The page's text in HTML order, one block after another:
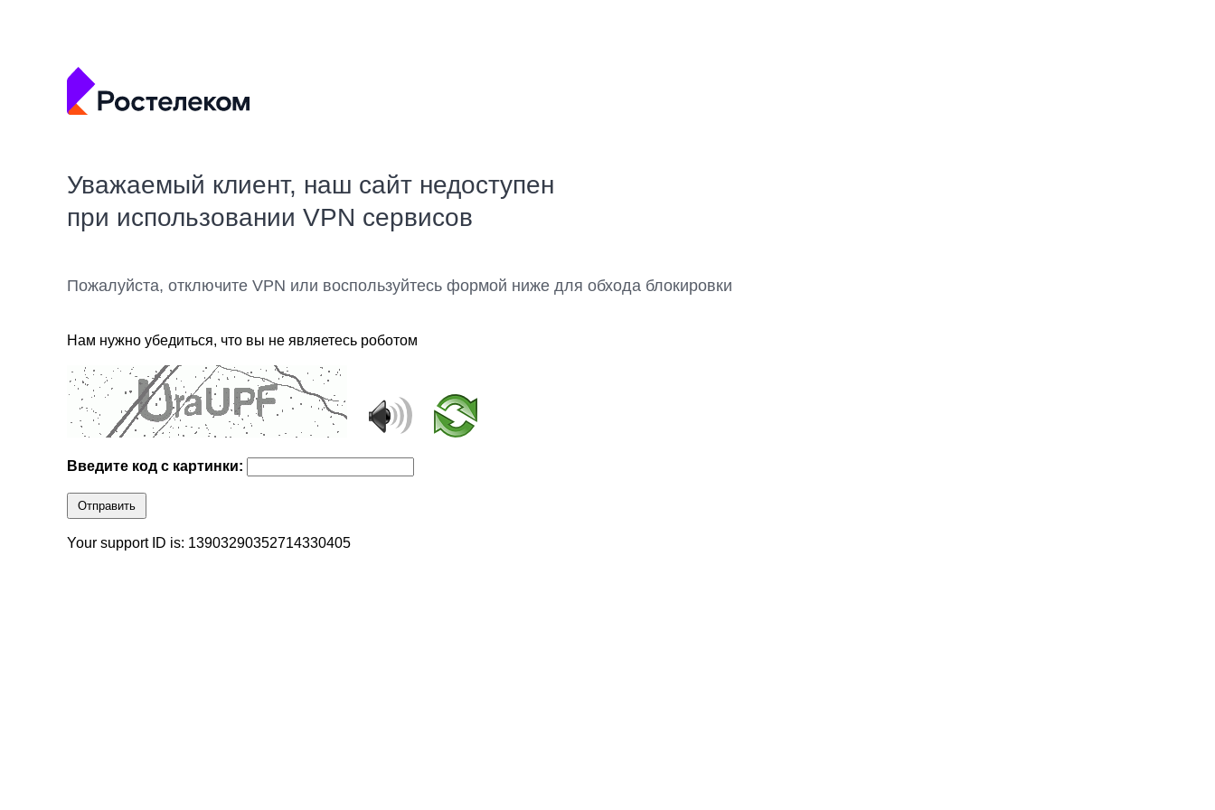
Уважаемый клиент, наш сайт недоступен
при использовании VPN сервисов
Пожалуйста, отключите VPN или воспользуйтесь формой ниже для обхода блокировки
Нам нужно убедиться, что вы не являетесь роботом
Введите код с картинки:
Отправить
Your support ID is: 13903290352714330405